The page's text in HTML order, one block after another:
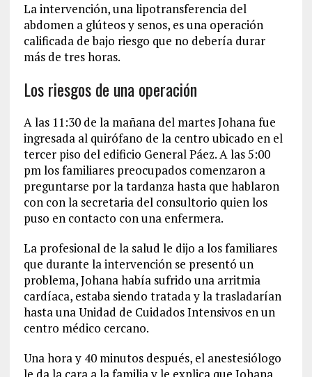
La intervención, una lipotransferencia del
abdomen a glúteos y senos, es una operación
calificada de bajo riesgo que no debería durar
más de tres horas.
Los riesgos de una operación
A las 11:30 de la mañana del martes Johana fue
ingresada al quirófano de la centro ubicado en el
tercer piso del edificio General Páez. A las 5:00
pm los familiares preocupados comenzaron a
preguntarse por la tardanza hasta que hablaron
con con la secretaria del consultorio quien los
puso en contacto con una enfermera.
La profesional de la salud le dijo a los familiares
que durante la intervención se presentó un
problema, Johana había sufrido una arritmia
cardíaca, estaba siendo tratada y la trasladarían
hasta una Unidad de Cuidados Intensivos en un
centro médico cercano.
Una hora y 40 minutos después, el anestesiólogo